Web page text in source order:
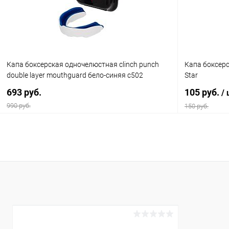
L
Капа боксерская одночелюстная clinch punch
double layer mouthguard бело-синяя c502
693 руб.
990 руб.
Купить в 1 клик Сравнение
Капа
Star
105 руб. /
150 руб.
Купить в 1